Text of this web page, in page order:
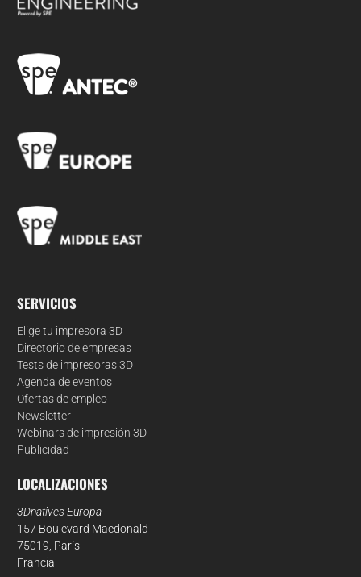
SERVICIOS
Elige tu impresora 3D
Directorio de empresas
Tests de impresoras 3D
Agenda de eventos
Ofertas de empleo
Newsletter
Webinars de impresión 3D
Publicidad
LOCALIZACIONES
3Dnatives Europa
157 Boulevard Macdonald
75019, París
Francia